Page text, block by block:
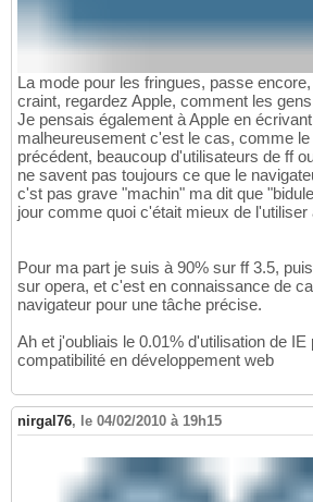
La mode pour les fringues, passe
craint, regardez Apple, comment les
Je pensais également à Apple en
malheureusement c'est le cas, comme
précédent, beaucoup d'utilisateurs de ff
ne savent pas toujours ce que le
c'st pas grave "machin" ma dit que
jour comme quoi c'était mieux de l'utiliser
Pour ma part je suis à 90% sur ff 3.5,
sur opera, et c'est en connaissance de
navigateur pour une tâche précise.
Ah et j'oubliais le 0.01% d'utilisation de
compatibilité en développement web
nirgal76, le 04/02/2010 à 19h15